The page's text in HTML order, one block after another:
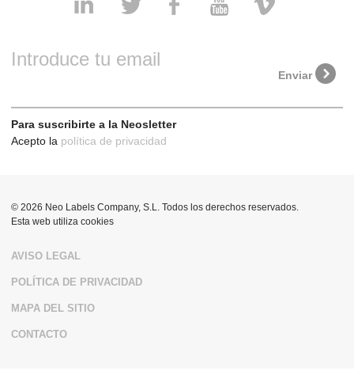
MADRID
Más información
Introduce tu email
Enviar
Para suscribirte a la Neosletter
Acepto la política de privacidad
© 2026 Neo Labels Company, S.L. Todos los derechos reservados.
Esta web utiliza cookies
AVISO LEGAL
POLÍTICA DE PRIVACIDAD
MAPA DEL SITIO
CONTACTO